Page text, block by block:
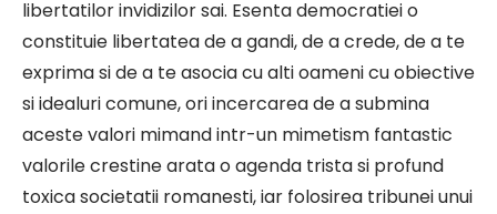
libertatilor invidizilor sai. Esenta democratiei o
constituie libertatea de a gandi, de a crede, de a te
exprima si de a te asocia cu alti oameni cu obiective
si idealuri comune, ori incercarea de a submina
aceste valori mimand intr-un mimetism fantastic
valorile crestine arata o agenda trista si profund
toxica societatii romanesti, iar folosirea tribunei unui